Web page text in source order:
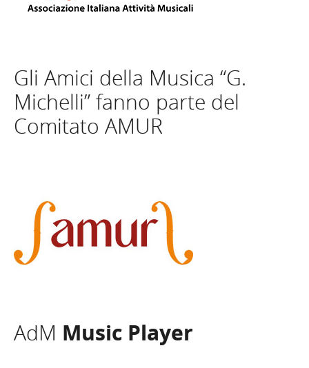
Gli Amici della Musica “G.
Michelli” fanno parte del
Comitato AMUR
AdM Music Player